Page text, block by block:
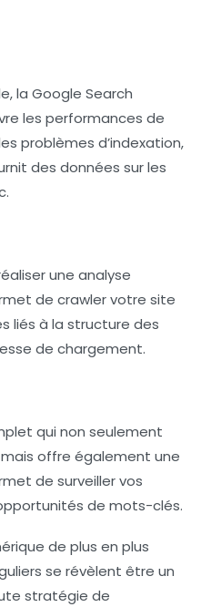
la Google Search
les performances de
problèmes d’indexation,
des données sur les
une analyse
de crawler votre site
liés à la structure des
de chargement.
qui non seulement
offre également une
de surveiller vos
de mots-clés.
de plus en plus
se révèlent être un
stratégie de